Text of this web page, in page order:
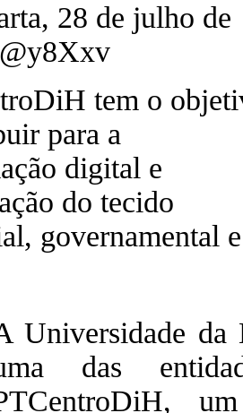
28 de julho de
tem o
para a
digital e
do tecido
governamental e
Universidade
das